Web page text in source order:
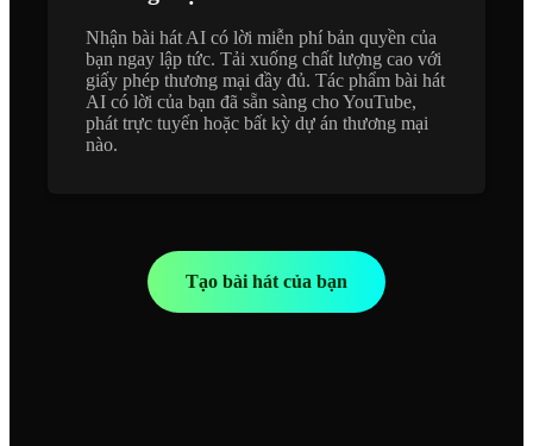
Nhận bài hát AI có lời miễn phí bản quyền của
bạn ngay lập tức. Tải xuống chất lượng cao với
giấy phép thương mại đầy đủ. Tác phẩm bài hát
AI có lời của bạn đã sẵn sàng cho YouTube,
phát trực tuyến hoặc bất kỳ dự án thương mại
nào.
Tạo bài hát của bạn